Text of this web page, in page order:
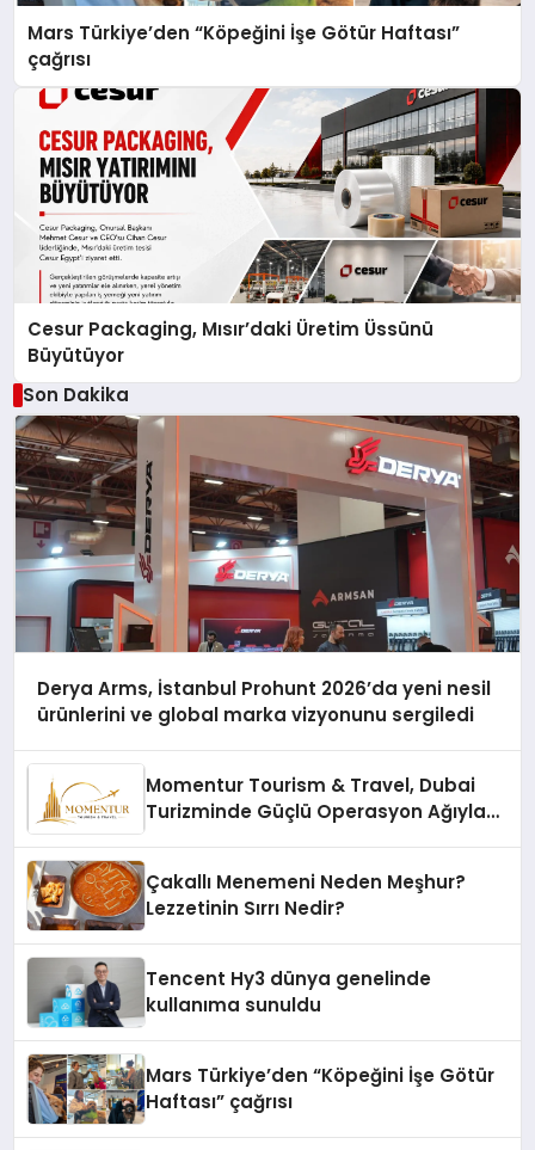
Mars Türkiye’den “Köpeğini İşe Götür Haftası”
çağrısı
Cesur Packaging, Mısır’daki Üretim Üssünü
Büyütüyor
Son Dakika
Derya Arms, İstanbul Prohunt 2026’da yeni nesil
ürünlerini ve global marka vizyonunu sergiledi
Momentur Tourism & Travel, Dubai
Turizminde Güçlü Operasyon Ağıyla
Çakallı Menemeni Neden Meşhur?
Lezzetinin Sırrı Nedir?
Tencent Hy3 dünya genelinde
kullanıma sunuldu
Mars Türkiye’den “Köpeğini İşe Götür
Haftası” çağrısı